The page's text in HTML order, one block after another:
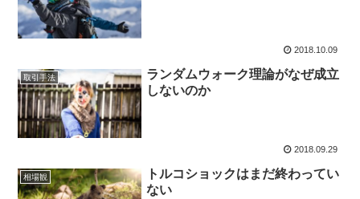
2018.10.09
取引手法
ランダムウォーク理論がなぜ成立
しないのか
2018.09.29
相場観
トルコショックはまだ終わってい
ない